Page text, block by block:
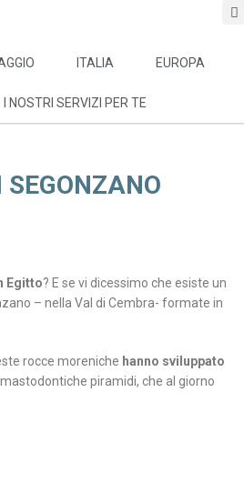
ITALIA EUROPA
I NOSTRI SERVIZI PER TE
Egitto? E se vi dicessimo che esiste un
– nella Val di Cembra- formate in
rocce moreniche hanno sviluppato
piramidi, che al giorno